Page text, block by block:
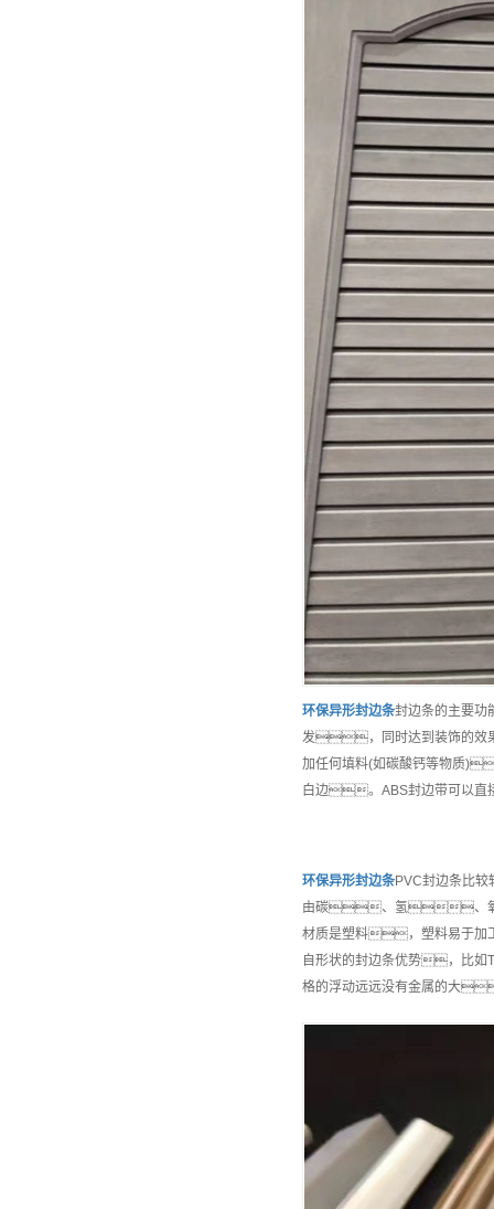
环保异形封边条封边条的主要
发，同时达到装饰的效
加任何填料(如碳酸钙等物质
白边。ABS封边带可以
环保异形封边条PVC封边条比
由碳、氢、氧
材质是塑料，塑料易于加
自形状的封边条优势，比
格的浮动远远没有金属的大